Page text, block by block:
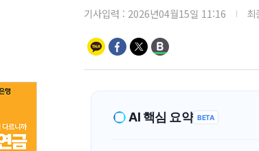
기사입력 : 2026년04월15일 11:16 최
AI 핵심 요약 BETA